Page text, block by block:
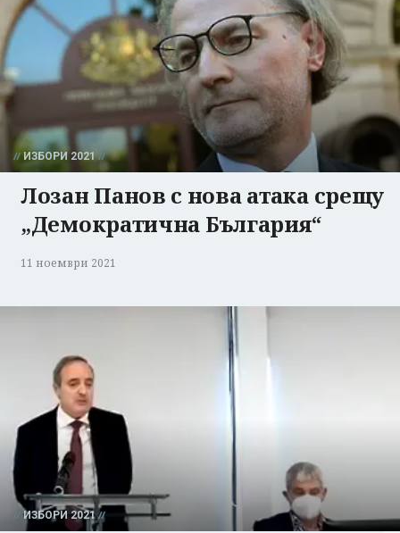
ИЗБОРИ 2021
Лозан Панов с нова атака срещу
„Демократична България“
11 ноември 2021
ИЗБОРИ 2021